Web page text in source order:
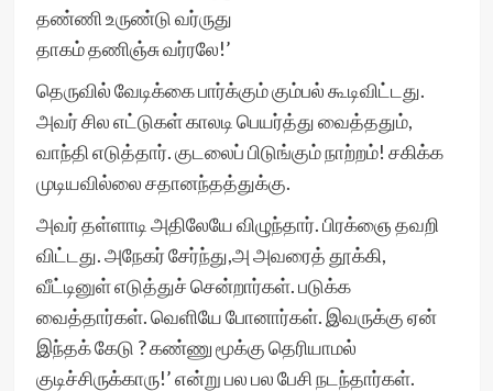
தண்ணி உருண்டு வர்ருது
தாகம் தணிஞ்சு வர்ரலே!’
தெருவில் வேடிக்கை பார்க்கும் கும்பல் கூடிவிட்டது.
அவர் சில எட்டுகள் காலடி பெயர்த்து வைத்ததும்,
வாந்தி எடுத்தார். குடலைப் பிடுங்கும் நாற்றம்! சகிக்க
முடியவில்லை சதானந்தத்துக்கு.
அவர் தள்ளாடி அதிலேயே விழுந்தார். பிரக்ஞை தவறி
விட்டது. அநேகர் சேர்ந்து,அ அவரைத் தூக்கி,
வீட்டினுள் எடுத்துச் சென்றார்கள். படுக்க
வைத்தார்கள். வெளியே போனார்கள். இவருக்கு ஏன்
இந்தக் கேடு ? கண்ணு மூக்கு தெரியாமல்
குடிச்சிருக்காரு!’ என்று பல பல பேசி நடந்தார்கள்.